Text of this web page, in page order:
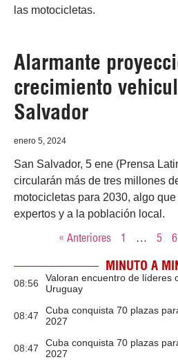
las motocicletas.
Alarmante
crecimiento
Salvador
enero 5, 2024
San Salvador, 5 ene (Prensa
circularán más de tres millones
motocicletas para 2030, algo
expertos y a la población local.
« Anteriores 1 … 5 6
MINUTO A
08:56
Valoran encuentro de líderes
Uruguay
08:47
Cuba conquista 70 plazas
2027
08:47
Cuba conquista 70 plazas
2027